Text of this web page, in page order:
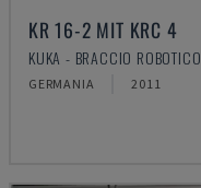
KR 16-2 MIT KRC 4
KUKA - BRACCIO ROBOTICO
GERMANIA 2011